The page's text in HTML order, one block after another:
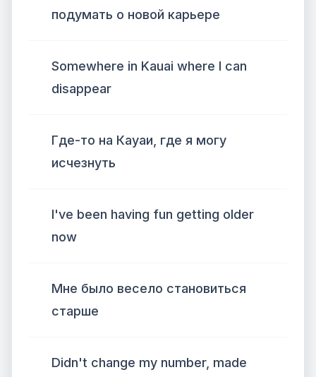
подумать о новой карьере
Somewhere in Kauai where I can
disappear
Где-то на Кауаи, где я могу
исчезнуть
I've been having fun getting older
now
Мне было весело становиться
старше
Didn't change my number, made